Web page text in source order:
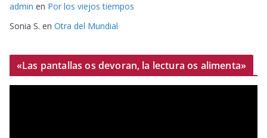
admin en Por los viejos tiempos
Sonia S. en Otra del Mundial
«Las pantallas os devoran, la lectura os alimenta»